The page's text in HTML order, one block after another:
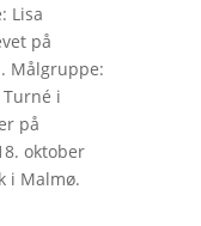
Lisa
på
Målgruppe:
i
på
oktober
i Malmø.